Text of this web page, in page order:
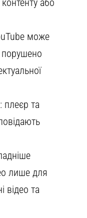
може
порушено
та
лише для
відео та